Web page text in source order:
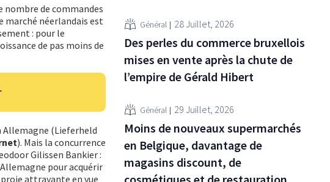
nombre de commandes
marché néerlandais est
: pour le
de pas moins de
Allemagne (Lieferheld
). Mais la concurrence
Gilissen Bankier :
pour acquérir
attrayante en vue
Général 28 Juillet, 2026
Des perles du commerce bruxellois
mises en vente après la chute de
l’empire de Gérald Hibert
Général 29 Juillet, 2026
Moins de nouveaux supermarchés
en Belgique, davantage de
magasins discount, de